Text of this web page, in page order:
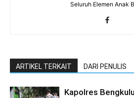
Seluruh Elemen Anak
ARTIKEL TERKAIT DARI PENULIS
Kapolres